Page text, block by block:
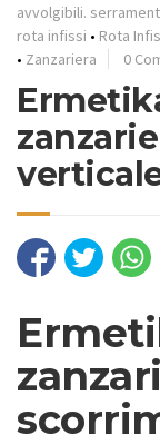
avvolgibili.
rota infissi • Rota
• Zanzariera 0